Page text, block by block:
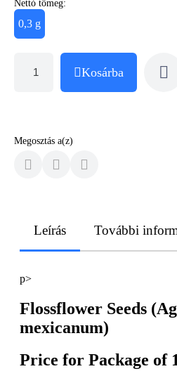
Nettó tömeg:
0,3 g
Kosárba
Megosztás a(z)
Leírás További
p>
Flossflower Seeds
mexicanum)
Price for Package of